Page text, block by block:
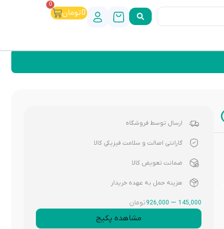
0تومان
0
ارسال توسط فروشگاه
گارانتی اصالت و سلامت فیزیکی کالا
ضمانت تعویض کالا
هزینه حمل به عهده خریدار
145,000
–
926,000تومان
مشاهده پکیج